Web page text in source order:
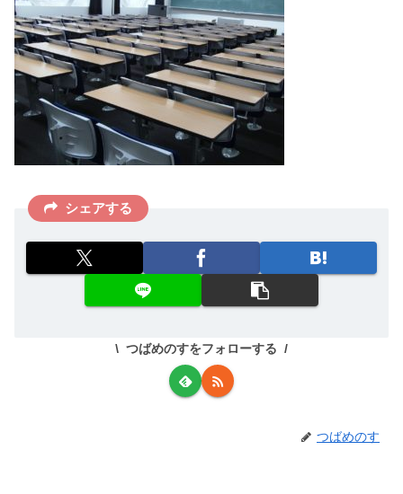
シェアする
つばめのすをフォローする
つばめのす